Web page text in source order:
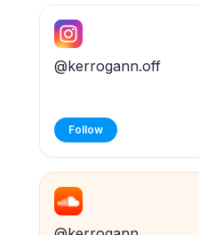
@kerrogann.off
Follow